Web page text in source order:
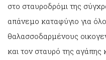
στο σταυροδρόμι της
απάνεμο καταφύγιο για
θαλασσοδαρμένους
και τον σταυρό της αγάπης